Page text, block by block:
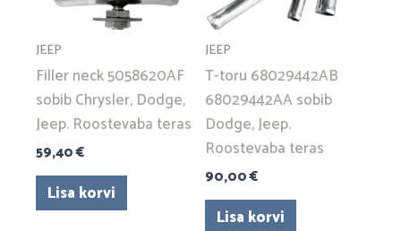
JEEP
Filler neck 5058620AF
sobib Chrysler, Dodge,
Jeep. Roostevaba teras
59,40€
Lisa korvi
JEEP
T-toru 68029442AB
68029442AA sobib
Dodge, Jeep.
Roostevaba teras
90,00€
Lisa korvi